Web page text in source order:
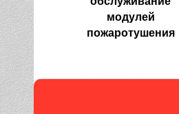
модулей
пожаротушения